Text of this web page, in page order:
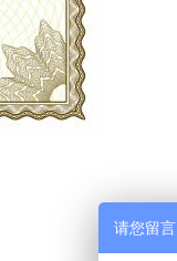
请您留言